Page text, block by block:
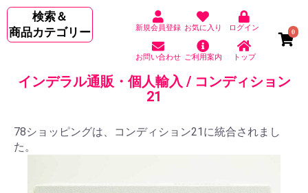
検索＆
商品カテゴリー
新規会員登録 お気に入り ログイン
お問い合わせ ご利用案内 トップ
0
インデラル通販・個人輸入 / コンディション
21
78ショッピングは、コンディション21に統合されまし
た。